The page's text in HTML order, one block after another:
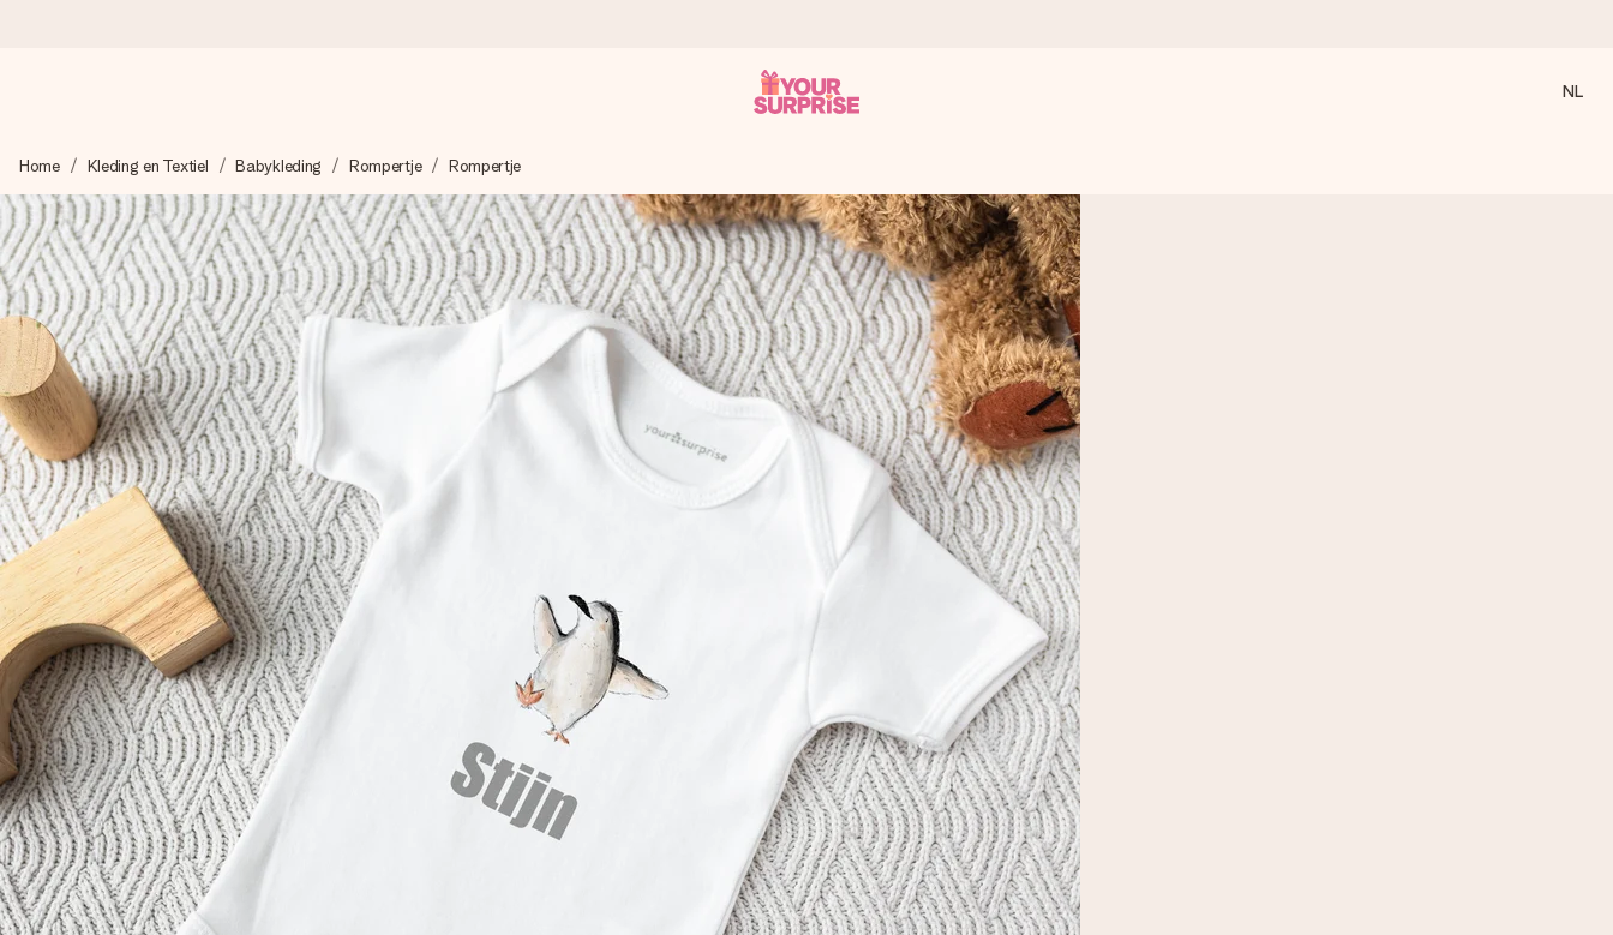
We maken jouw cadeau met zorg en zorgen dat het razendsnel onderweg is - zodat jij kunt geven op precies het juiste moment, wanneer het het meeste betekent.
4,8 (gebaseerd op +8.000 reviews)
Onze cadeaus worden gewaardeerd. Klanten beoordelen ons met een 4,7 op Google Reviews
Gratis wenskaartje
Je maakt in een paar stappen iets unieks – met haar naam, jullie foto of een boodschap die raakt. Zonder gedoe, maar met alle aandacht voor het moment.
NL
Home Kleding en Textiel Babykleding Rompertje Rompertje